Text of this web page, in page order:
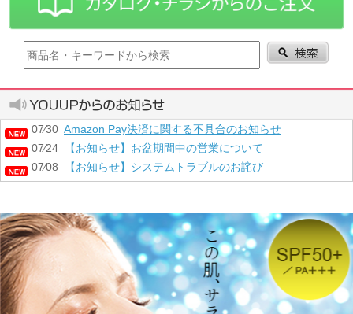
07⁄30 Amazon Pay決済に関する不具合のお知らせ
07⁄24
【お知らせ】お盆期間中の営業について
07⁄08
【お知らせ】システムトラブルのお詫び